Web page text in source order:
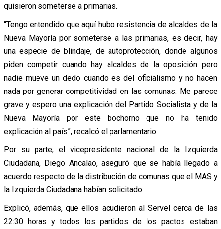
quisieron someterse a primarias.
“Tengo entendido que aquí hubo resistencia de alcaldes de la
Nueva Mayoría por someterse a las primarias, es decir, hay
una especie de blindaje, de autoprotección, donde algunos
piden competir cuando hay alcaldes de la oposición pero
nadie mueve un dedo cuando es del oficialismo y no hacen
nada por generar competitividad en las comunas. Me parece
grave y espero una explicación del Partido Socialista y de la
Nueva Mayoría por este bochorno que no ha tenido
explicación al país”, recalcó el parlamentario.
Por su parte, el vicepresidente nacional de la Izquierda
Ciudadana, Diego Ancalao, aseguró que se había llegado a
acuerdo respecto de la distribución de comunas que el MAS y
la Izquierda Ciudadana habían solicitado.
Explicó, además, que ellos acudieron al Servel cerca de las
22:30 horas y todos los partidos de los pactos estaban